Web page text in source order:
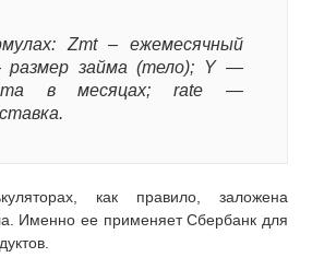
Zmt – ежемесячный
размер займа (тело); Y —
в месяцах; rate —
как правило, заложена
Именно ее применяет Сбербанк для